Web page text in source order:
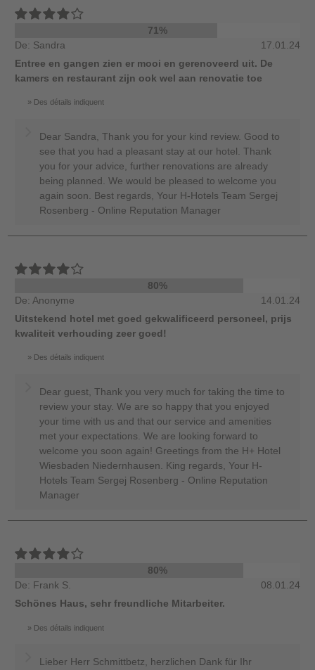
71%
De: Sandra
17.01.24
Entree en gangen zien er mooi en gerenoveerd uit. De
kamers en restaurant zijn ook wel aan renovatie toe
Des détails indiquent
Dear Sandra, Thank you for your kind review. Good to
see that you had a pleasant stay at our hotel. Thank
you for your advice, further renovations are already
being planned. We would be pleased to welcome you
again soon. Best regards, Your H-Hotels Team Sergej
Rosenberg - Online Reputation Manager
80%
De: Anonyme
14.01.24
Uitstekend hotel met goed gekwalificeerd personeel, prijs
kwaliteit verhouding zeer goed!
Des détails indiquent
Dear guest, Thank you very much for taking the time to
review your stay. We are so happy that you enjoyed
your time with us and that our service and amenities
met your expectations. We are looking forward to
welcome you soon again! Greetings from the H+ Hotel
Wiesbaden Niedernhausen. King regards, Your H-
Hotels Team Sergej Rosenberg - Online Reputation
Manager
80%
De: Frank S.
08.01.24
Schönes Haus, sehr freundliche Mitarbeiter.
Des détails indiquent
Lieber Herr Schmittbetz, herzlichen Dank für Ihr